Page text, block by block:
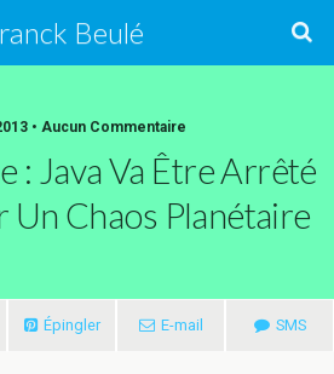
Beulé
• Aucun Commentaire
: Java Va Être Arrêté
Un Chaos Planétaire
Épingler E-mail SMS